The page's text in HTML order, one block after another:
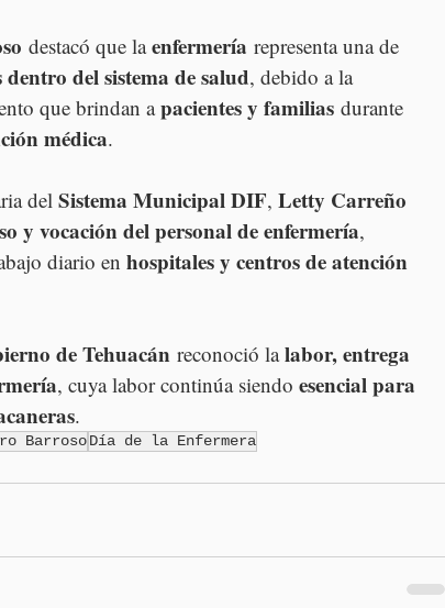
destacó que la enfermería representa una de
del sistema de salud, debido a la
que brindan a pacientes y familias durante
médica.
del Sistema Municipal DIF, Letty Carreño
y vocación del personal de enfermería,
diario en hospitales y centros de atención
de Tehuacán reconoció la labor, entrega
, cuya labor continúa siendo esencial para
.
BarrosoDía de la Enfermera